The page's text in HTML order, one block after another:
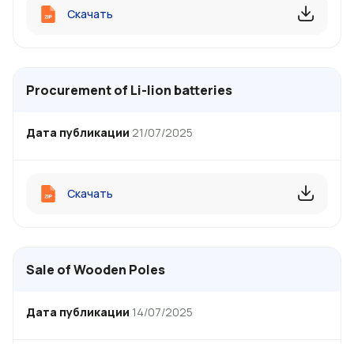
Скачать
Procurement of Li-lion batteries
Дата публикации 21/07/2025
Скачать
Sale of Wooden Poles
Дата публикации 14/07/2025